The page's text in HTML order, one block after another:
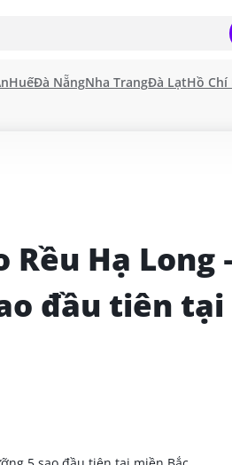
HuếĐà NẵngNha TrangĐà LạtHồ Chí
Hạ Long
đầu tiên